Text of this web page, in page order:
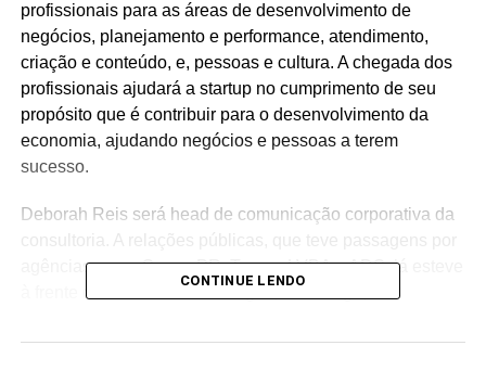
profissionais para as áreas de desenvolvimento de
negócios, planejamento e performance, atendimento,
criação e conteúdo, e, pessoas e cultura. A chegada dos
profissionais ajudará a startup no cumprimento de seu
propósito que é contribuir para o desenvolvimento da
economia, ajudando negócios e pessoas a terem
sucesso.
Deborah Reis será head de comunicação corporativa da
consultoria. A relações públicas, que teve passagens por
agências como Seven PR, Trama, LVBA e ADS, já esteve
à frente de contas como Ultragaz, Ultracargo,
Catarina, Buser, Gupy, Cuidas, Logan, Broders, Bidu,
CONTINUE LENDO